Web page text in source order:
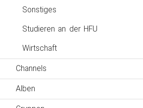
Sonstiges
Studieren an der HFU
Wirtschaft
Channels
Alben